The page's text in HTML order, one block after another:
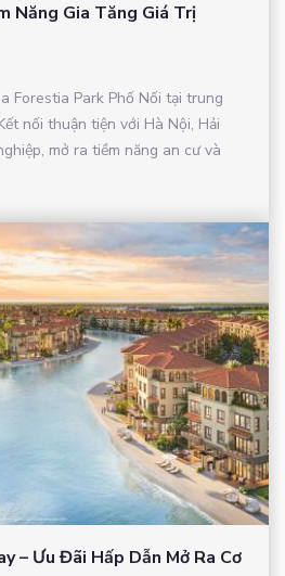
Năng Gia Tăng Giá Trị
Forestia Park Phố Nối tại trung
nối thuận tiện với Hà Nội, Hải
mở ra tiềm năng an cư và
– Ưu Đãi Hấp Dẫn Mở Ra Cơ